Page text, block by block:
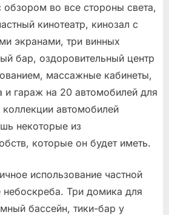
обзором во все стороны света,
кинотеатр, кинозал с
экранами, три винных
бар, оздоровительный центр
массажные кабинеты,
и гараж на 20 автомобилей для
автомобилей
некоторые из
которые он будет иметь.
использование частной
Три домика для
бассейн, тики-бар у